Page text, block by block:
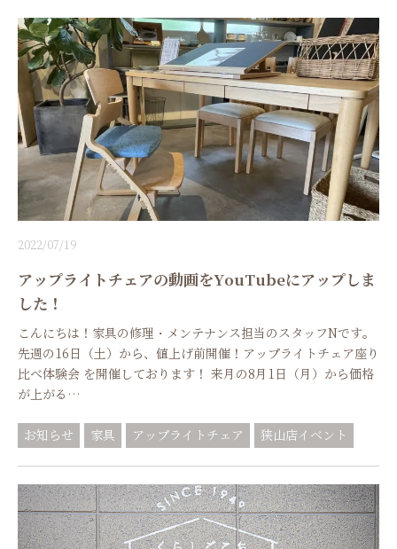
2022/07/19
アップライトチェアの動画をYouTubeにアップしま
した！
こんにちは！家具の修理・メンテナンス担当のスタッフNです。
先週の16日（土）から、値上げ前開催！アップライトチェア座り
比べ体験会 を開催しております！ 来月の8月1日（月）から価格
が上がる…
お知らせ 家具 アップライトチェア 狭山店イベント